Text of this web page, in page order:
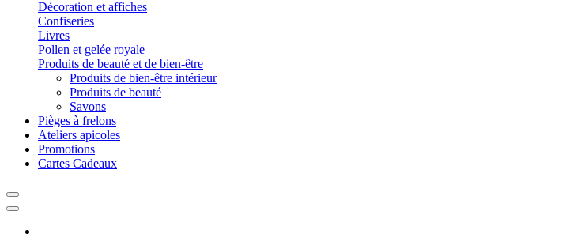
Décoration et affiches
Confiseries
Livres
Pollen et gelée royale
Produits de beauté et de bien-être
Produits de bien-être intérieur
Produits de beauté
Savons
Pièges à frelons
Ateliers apicoles
Promotions
Cartes Cadeaux